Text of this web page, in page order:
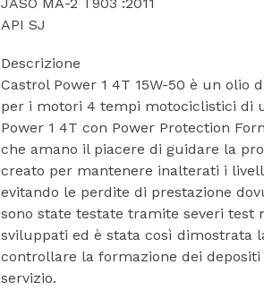
API SJ
Descrizione
Castrol Power 1 4T 15W-50 è un olio
per i motori 4 tempi motociclistici di
Power 1 4T con Power Protection
che amano il piacere di guidare la
creato per mantenere inalterati i
evitando le perdite di prestazione
sono state testate tramite severi test
sviluppati ed è stata così dimostrata
controllare la formazione dei
servizio.